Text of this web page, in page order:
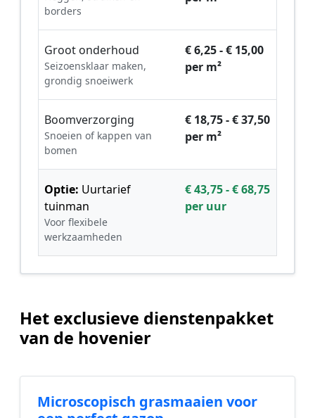
borders
Groot onderhoud
Seizoensklaar maken,
grondig snoeiwerk
€ 6,25 - € 15,00
per m²
Boomverzorging
Snoeien of kappen van
bomen
€ 18,75 - € 37,50
per m²
Optie: Uurtarief
tuinman
Voor flexibele
werkzaamheden
€ 43,75 - € 68,75
per uur
Het exclusieve dienstenpakket
van de hovenier
Microscopisch grasmaaien voor